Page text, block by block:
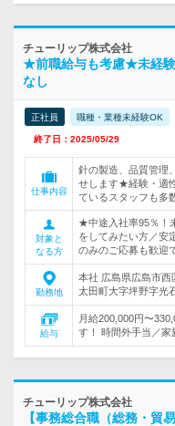
チューリップ株式会社
★前職給与も考慮★未経
なし
正社員 職種・業種未経験OK
終了日：2025/05/29
仕事内容
針の製造、品質管理
せします★経験・適
ているスタッフも多
対象と
なる方
★中途入社率95％！
をしてみたい方／安
のみのご応募も歓迎
勤務地
本社 広島県広島市
太田町大字坪野字光
給与
月給200,000円〜
す！ 時間外手当／家
チューリップ株式会社
【事務総合職（総務・貿